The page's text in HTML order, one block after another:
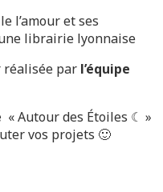
l’amour et ses
librairie lyonnaise
réalisée par l’équipe
« Autour des Étoiles ☾ »
vos projets 🙂